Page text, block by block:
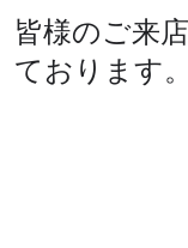
皆様のご来
ております。